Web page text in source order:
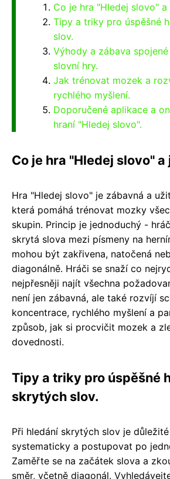
Co je hra "Hledej slovo" a
Tipy a triky pro úspěšné
slov.
Výhody a zábava
slovní hry.
Jak trénovat mozek a
rychlého myšlení.
Doporučené aplikace a
hraní "Hledej slovo".
Co je hra "Hledej slovo"
Hra "Hledej slovo" je zábavná a
která pomáhá trénovat mozky
skupin. Princip je jednoduchý -
skrytá slova mezi písmeny na
mohou být zakřivena, natočená
diagonálně. Hráči se snaží co
nejpřesněji najít všechna
není jen zábavná, ale také rozvíjí
koncentrace, rychlého myšlení a
způsob, jak si procvičit mozek a
dovednosti.
Tipy a triky pro úspěšné
skrytých slov.
Při hledání skrytých slov je
systematicky a postupovat po
Zaměřte se na začátek slova a
směr, včetně diagonál.